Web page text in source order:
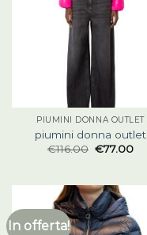
PIUMINI DONNA OUTLET
piumini donna outlet
€116.00 €77.00
In offerta!